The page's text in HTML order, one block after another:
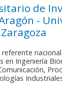
de
-
Zaragoza
en Ingeniería